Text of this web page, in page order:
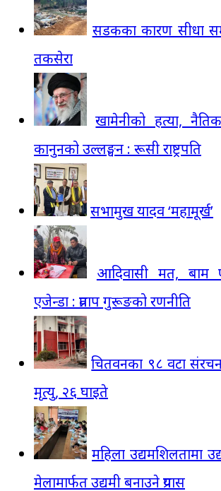
सडकका कारण सीधा
तकसेरा
खामेनीको हत्या,
कानुनको उल्लङ्घन : रूसी राष्ट्रपति
सभामुख यादव ‘महामूर्ख’
आदिवासी मत, बाम
एजेन्डा : प्रताप गुरूङको रणनीति
चितवनका ९८ वटा
मृत्यु, २६ घाइते
महिला उद्यमशिलतामा
मेलामार्फत उद्यमी बनाउने प्रयास